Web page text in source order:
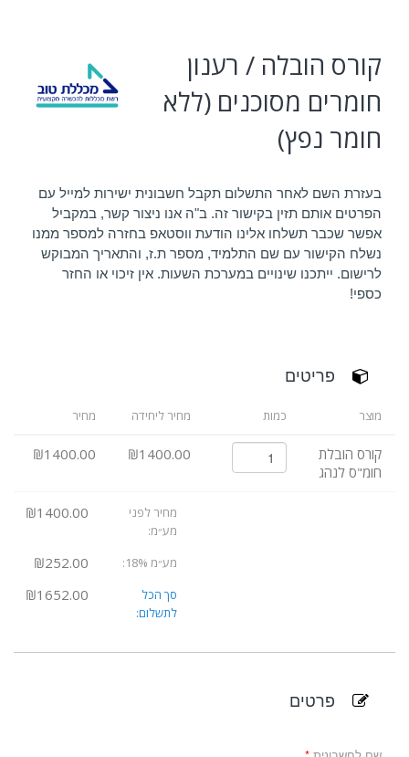
קורס הובלה / רענון
חומרים מסוכנים (ללא
חומר נפץ)
בעזרת השם לאחר התשלום תקבל חשבונית ישירות למייל עם
הפרטים אותם תזין בקישור זה. ב"ה אנו ניצור קשר, במקביל
אפשר שכבר תשלחו אלינו הודעת ווסטאפ בחזרה למספר ממנו
נשלח הקישור עם שם התלמיד, מספר ת.ז, והתאריך המבוקש
לרישום. ייתכנו שינויים במערכת השעות. אין זיכוי או החזר
כספי!
פריטים
מוצר כמות מחיר ליחידה מחיר
קורס הובלת
חומ"ס לנהג
₪1400.00
₪1400.00
מחיר לפני
מע״מ:
₪1400.00
מע״מ 18%: ₪252.00
סך הכל
לתשלום:
₪1652.00
פרטים